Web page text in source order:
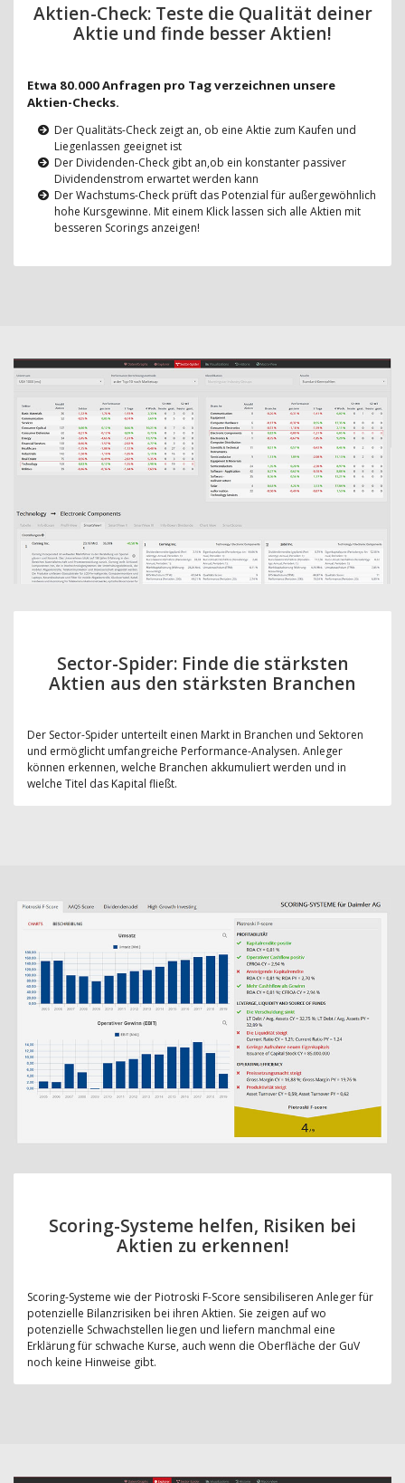
Aktien-Check: Teste die Qualität deiner
Aktie und finde besser Aktien!
Etwa 80.000 Anfragen pro Tag verzeichnen unsere
Aktien-Checks.
Der Qualitäts-Check zeigt an, ob eine Aktie zum Kaufen und
Liegenlassen geeignet ist
Der Dividenden-Check gibt an,ob ein konstanter passiver
Dividendenstrom erwartet werden kann
Der Wachstums-Check prüft das Potenzial für außergewöhnlich
hohe Kursgewinne. Mit einem Klick lassen sich alle Aktien mit
besseren Scorings anzeigen!
Sector-Spider: Finde die stärksten
Aktien aus den stärksten Branchen
Der Sector-Spider unterteilt einen Markt in Branchen und Sektoren
und ermöglicht umfangreiche Performance-Analysen. Anleger
können erkennen, welche Branchen akkumuliert werden und in
welche Titel das Kapital fließt.
Scoring-Systeme helfen, Risiken bei
Aktien zu erkennen!
Scoring-Systeme wie der Piotroski F-Score sensibiliseren Anleger für
potenzielle Bilanzrisiken bei ihren Aktien. Sie zeigen auf wo
potenzielle Schwachstellen liegen und liefern manchmal eine
Erklärung für schwache Kurse, auch wenn die Oberfläche der GuV
noch keine Hinweise gibt.